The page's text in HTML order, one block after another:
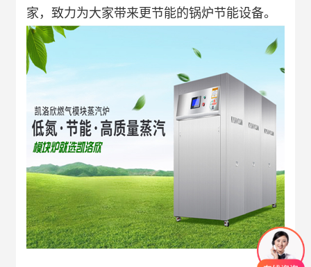
家 ，致力为大家带来更节能的锅炉节能设备。